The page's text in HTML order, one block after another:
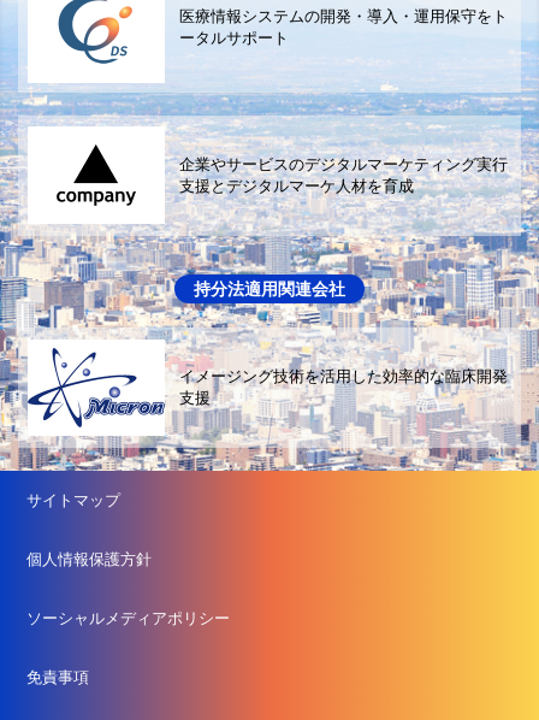
医療情報システムの開発・導入・運用保守をト
ータルサポート
企業やサービスのデジタルマーケティング実行
支援とデジタルマーケ人材を育成
持分法適用関連会社
イメージング技術を活用した効率的な臨床開発
支援
サイトマップ
個人情報保護方針
ソーシャルメディアポリシー
免責事項